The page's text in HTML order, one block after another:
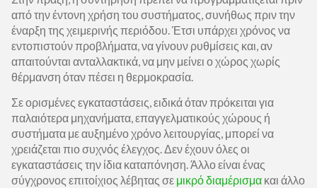
από την έντονη χρήση του συστήματος, συνήθως πριν την
έναρξη της χειμερινής περιόδου. Έτσι υπάρχει χρόνος να
εντοπιστούν προβλήματα, να γίνουν ρυθμίσεις και, αν
απαιτούνται ανταλλακτικά, να μην μείνει ο χώρος χωρίς
θέρμανση όταν πέσει η θερμοκρασία.
Σε ορισμένες εγκαταστάσεις, ειδικά όταν πρόκειται για
παλαιότερα μηχανήματα, επαγγελματικούς χώρους ή
συστήματα με αυξημένο χρόνο λειτουργίας, μπορεί να
χρειάζεται πιο συχνός έλεγχος. Δεν έχουν όλες οι
εγκαταστάσεις την ίδια καταπόνηση. Άλλο είναι ένας
σύγχρονος επιτοίχιος λέβητας σε μικρό διαμέρισμα και άλλο